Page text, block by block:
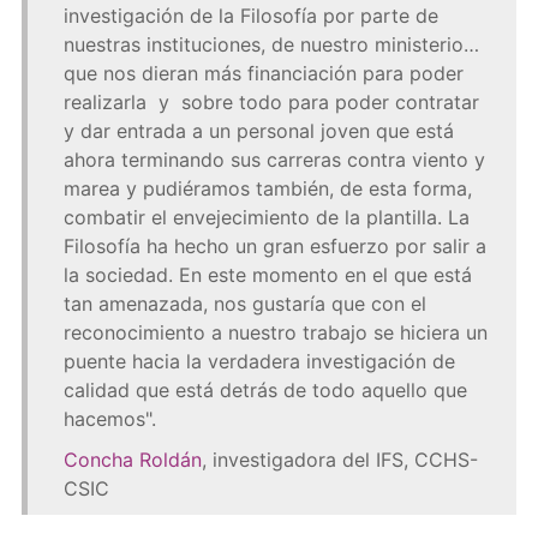
investigación de la Filosofía por parte de
nuestras instituciones, de nuestro ministerio…
que nos dieran más financiación para poder
realizarla y sobre todo para poder contratar
y dar entrada a un personal joven que está
ahora terminando sus carreras contra viento y
marea y pudiéramos también, de esta forma,
combatir el envejecimiento de la plantilla. La
Filosofía ha hecho un gran esfuerzo por salir a
la sociedad. En este momento en el que está
tan amenazada, nos gustaría que con el
reconocimiento a nuestro trabajo se hiciera un
puente hacia la verdadera investigación de
calidad que está detrás de todo aquello que
hacemos".
Concha Roldán, investigadora del IFS, CCHS-
CSIC